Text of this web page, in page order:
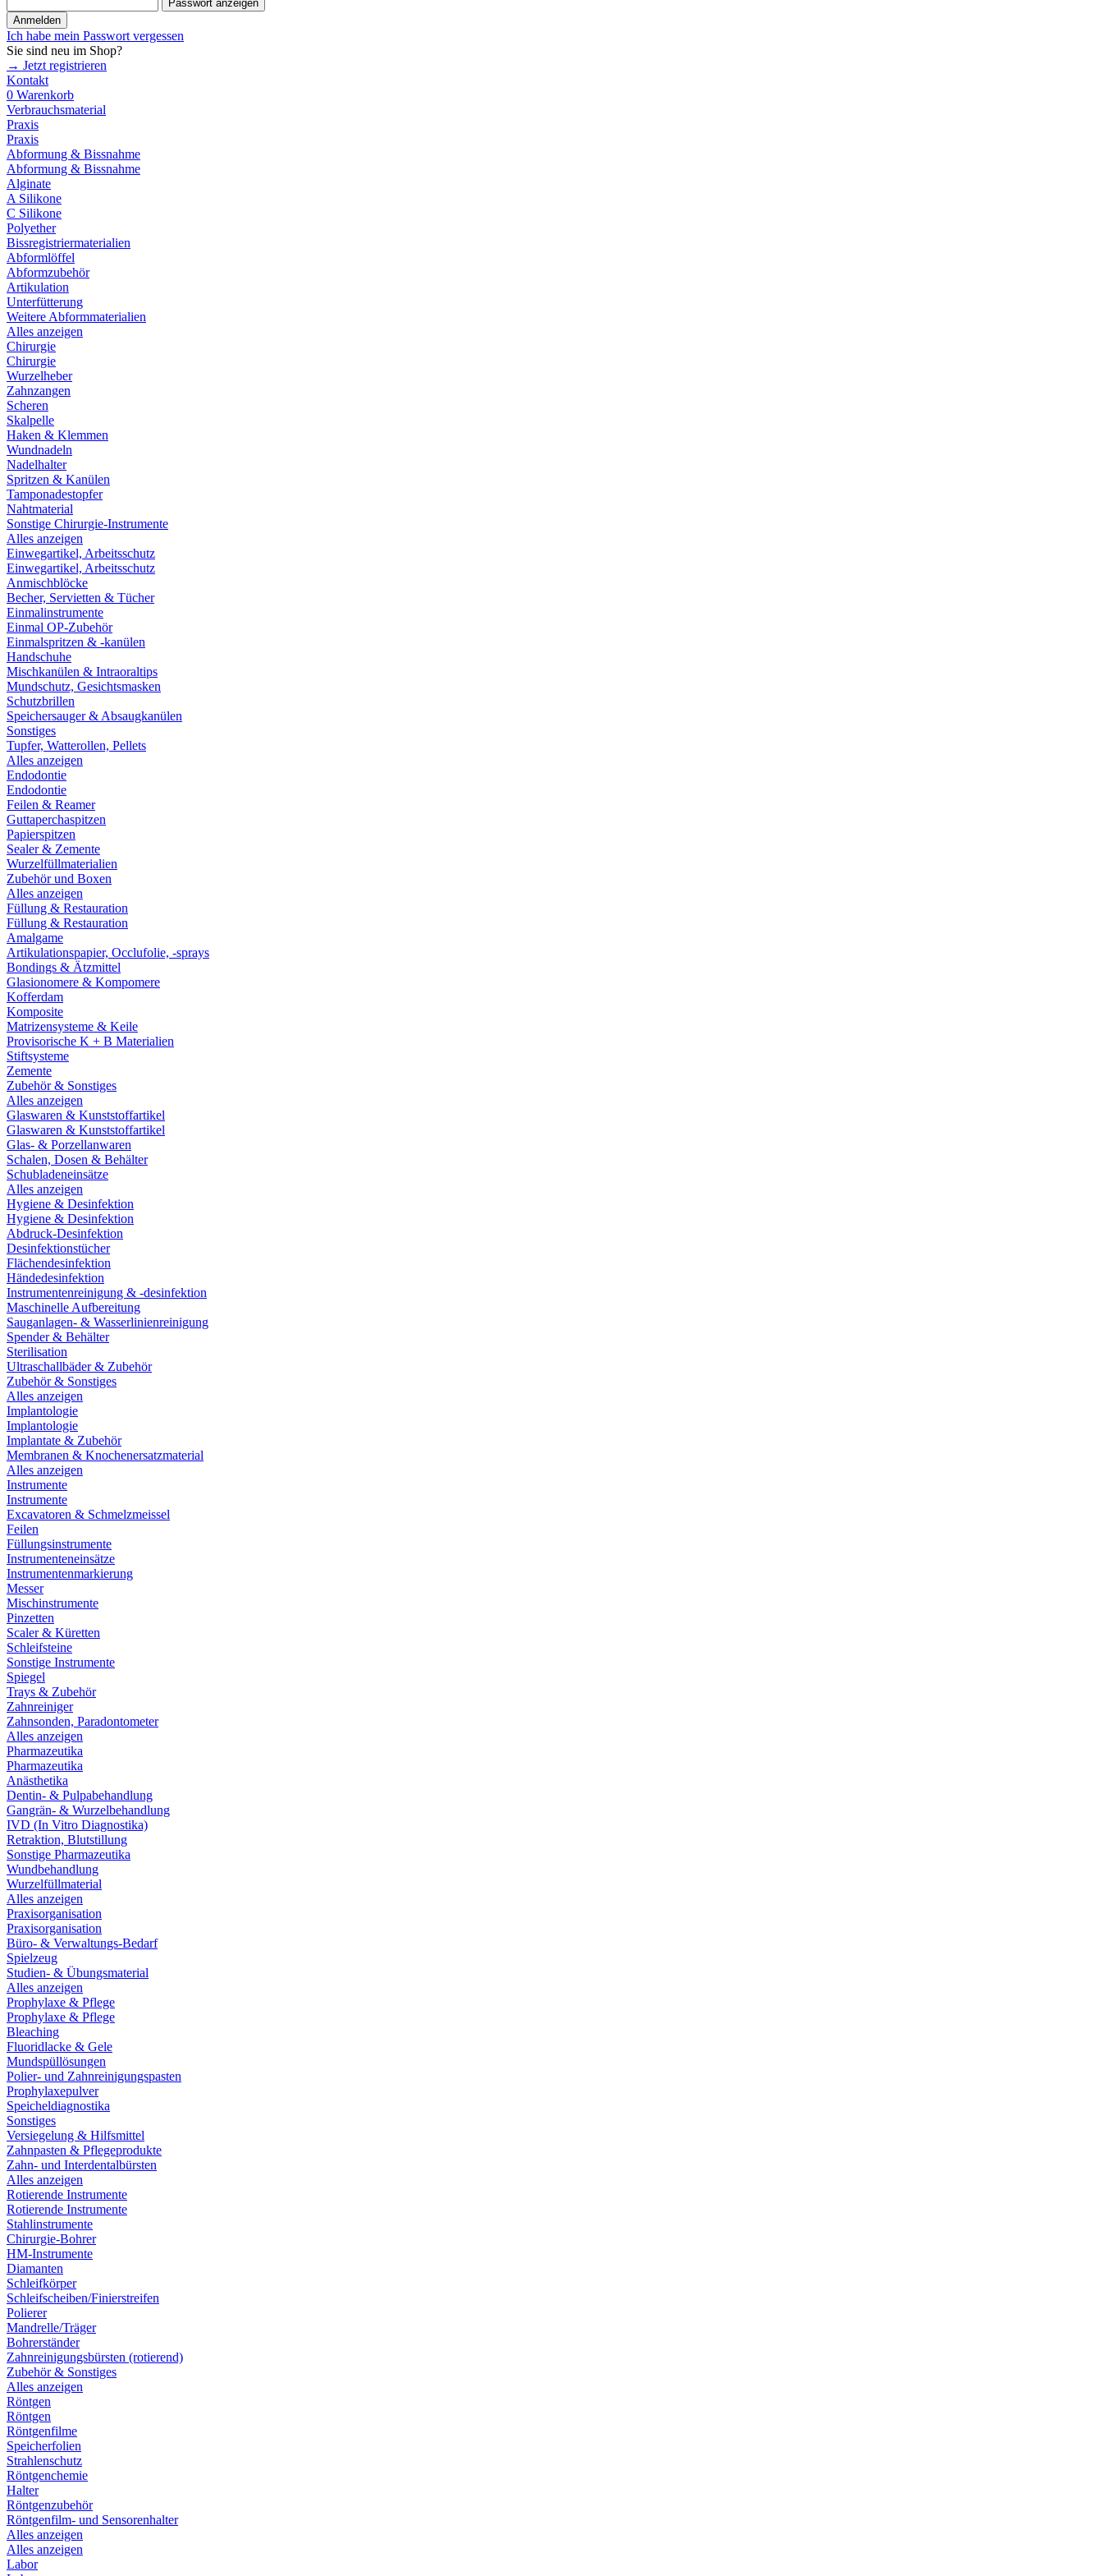
Passwort anzeigen
Anmelden
Ich habe mein Passwort vergessen
Sie sind neu im Shop?
→ Jetzt registrieren
Kontakt
0 Warenkorb
Verbrauchsmaterial
Praxis
Praxis
Abformung & Bissnahme
Abformung & Bissnahme
Alginate
A Silikone
C Silikone
Polyether
Bissregistriermaterialien
Abformlöffel
Abformzubehör
Artikulation
Unterfütterung
Weitere Abformmaterialien
Alles anzeigen
Chirurgie
Chirurgie
Wurzelheber
Zahnzangen
Scheren
Skalpelle
Haken & Klemmen
Wundnadeln
Nadelhalter
Spritzen & Kanülen
Tamponadestopfer
Nahtmaterial
Sonstige Chirurgie-Instrumente
Alles anzeigen
Einwegartikel, Arbeitsschutz
Einwegartikel, Arbeitsschutz
Anmischblöcke
Becher, Servietten & Tücher
Einmalinstrumente
Einmal OP-Zubehör
Einmalspritzen & -kanülen
Handschuhe
Mischkanülen & Intraoraltips
Mundschutz, Gesichtsmasken
Schutzbrillen
Speichersauger & Absaugkanülen
Sonstiges
Tupfer, Watterollen, Pellets
Alles anzeigen
Endodontie
Endodontie
Feilen & Reamer
Guttaperchaspitzen
Papierspitzen
Sealer & Zemente
Wurzelfüllmaterialien
Zubehör und Boxen
Alles anzeigen
Füllung & Restauration
Füllung & Restauration
Amalgame
Artikulationspapier, Occlufolie, -sprays
Bondings & Ätzmittel
Glasionomere & Kompomere
Kofferdam
Komposite
Matrizensysteme & Keile
Provisorische K + B Materialien
Stiftsysteme
Zemente
Zubehör & Sonstiges
Alles anzeigen
Glaswaren & Kunststoffartikel
Glaswaren & Kunststoffartikel
Glas- & Porzellanwaren
Schalen, Dosen & Behälter
Schubladeneinsätze
Alles anzeigen
Hygiene & Desinfektion
Hygiene & Desinfektion
Abdruck-Desinfektion
Desinfektionstücher
Flächendesinfektion
Händedesinfektion
Instrumentenreinigung & -desinfektion
Maschinelle Aufbereitung
Sauganlagen- & Wasserlinienreinigung
Spender & Behälter
Sterilisation
Ultraschallbäder & Zubehör
Zubehör & Sonstiges
Alles anzeigen
Implantologie
Implantologie
Implantate & Zubehör
Membranen & Knochenersatzmaterial
Alles anzeigen
Instrumente
Instrumente
Excavatoren & Schmelzmeissel
Feilen
Füllungsinstrumente
Instrumenteneinsätze
Instrumentenmarkierung
Messer
Mischinstrumente
Pinzetten
Scaler & Küretten
Schleifsteine
Sonstige Instrumente
Spiegel
Trays & Zubehör
Zahnreiniger
Zahnsonden, Paradontometer
Alles anzeigen
Pharmazeutika
Pharmazeutika
Anästhetika
Dentin- & Pulpabehandlung
Gangrän- & Wurzelbehandlung
IVD (In Vitro Diagnostika)
Retraktion, Blutstillung
Sonstige Pharmazeutika
Wundbehandlung
Wurzelfüllmaterial
Alles anzeigen
Praxisorganisation
Praxisorganisation
Büro- & Verwaltungs-Bedarf
Spielzeug
Studien- & Übungsmaterial
Alles anzeigen
Prophylaxe & Pflege
Prophylaxe & Pflege
Bleaching
Fluoridlacke & Gele
Mundspüllösungen
Polier- und Zahnreinigungspasten
Prophylaxepulver
Speicheldiagnostika
Sonstiges
Versiegelung & Hilfsmittel
Zahnpasten & Pflegeprodukte
Zahn- und Interdentalbürsten
Alles anzeigen
Rotierende Instrumente
Rotierende Instrumente
Stahlinstrumente
Chirurgie-Bohrer
HM-Instrumente
Diamanten
Schleifkörper
Schleifscheiben/Finierstreifen
Polierer
Mandrelle/Träger
Bohrerständer
Zahnreinigungsbürsten (rotierend)
Zubehör & Sonstiges
Alles anzeigen
Röntgen
Röntgen
Röntgenfilme
Speicherfolien
Strahlenschutz
Röntgenchemie
Halter
Röntgenzubehör
Röntgenfilm- und Sensorenhalter
Alles anzeigen
Alles anzeigen
Labor